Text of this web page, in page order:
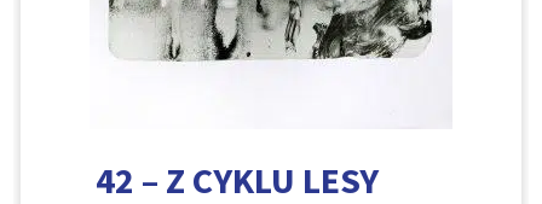
42 – Z CYKLU LESY